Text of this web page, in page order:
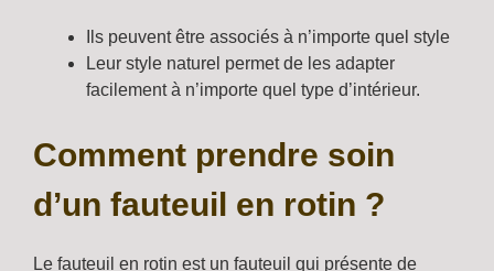
Ils peuvent être associés à n’importe quel style
Leur style naturel permet de les adapter
facilement à n’importe quel type d’intérieur.
Comment prendre soin
d’un fauteuil en rotin ?
Le fauteuil en rotin est un fauteuil qui présente de